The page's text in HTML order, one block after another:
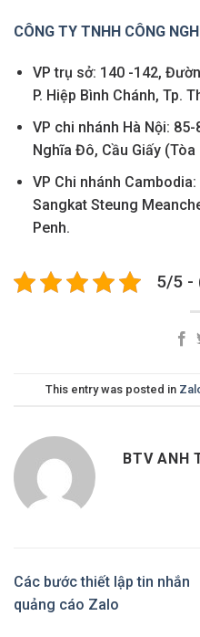
CÔNG TY TNHH CÔNG
VP trụ sở: 140 -142,
P. Hiệp Bình Chánh, Tp.
VP chi nhánh Hà Nội:
Nghĩa Đô, Cầu Giấy (Tòa
VP Chi nhánh
Sangkat Steung
Penh.
5/5 -
This entry was posted in
BTV ANH
Các bước thiết lập tin nhắn
quảng cáo Zalo